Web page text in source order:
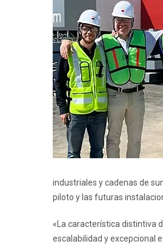
industriales y cadenas de
piloto y las futuras
«La característica distintiva
escalabilidad y excepcional